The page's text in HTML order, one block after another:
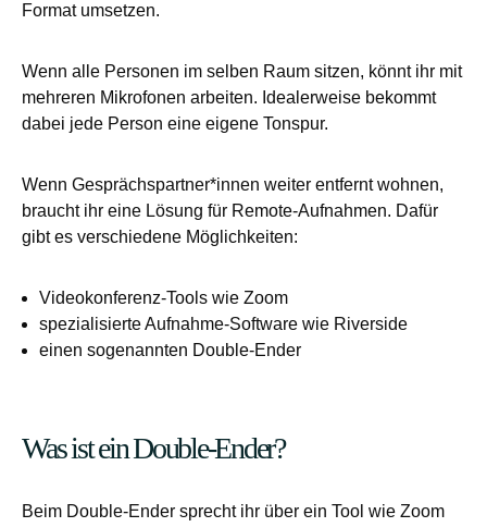
Format umsetzen.
Wenn alle Personen im selben Raum sitzen, könnt ihr mit
mehreren Mikrofonen arbeiten. Idealerweise bekommt
dabei jede Person eine eigene Tonspur.
Wenn Gesprächspartner*innen weiter entfernt wohnen,
braucht ihr eine Lösung für Remote-Aufnahmen. Dafür
gibt es verschiedene Möglichkeiten:
Videokonferenz-Tools wie Zoom
spezialisierte Aufnahme-Software wie Riverside
einen sogenannten Double-Ender
Was ist ein Double-Ender?
Beim Double-Ender sprecht ihr über ein Tool wie Zoom